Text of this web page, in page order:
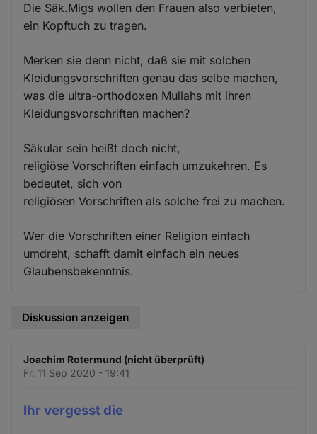
Die Säk.Migs wollen den Frauen also verbieten,
ein Kopftuch zu tragen.
Merken sie denn nicht, daß sie mit solchen
Kleidungsvorschriften genau das selbe machen,
was die ultra-orthodoxen Mullahs mit ihren
Kleidungsvorschriften machen?
Säkular sein heißt doch nicht,
religiöse Vorschriften einfach umzukehren. Es
bedeutet, sich von
religiösen Vorschriften als solche frei zu machen.
Wer die Vorschriften einer Religion einfach
umdreht, schafft damit einfach ein neues
Glaubensbekenntnis.
Diskussion anzeigen
Joachim Rotermund (nicht überprüft)
Fr. 11 Sep 2020 - 19:41
Ihr vergesst die